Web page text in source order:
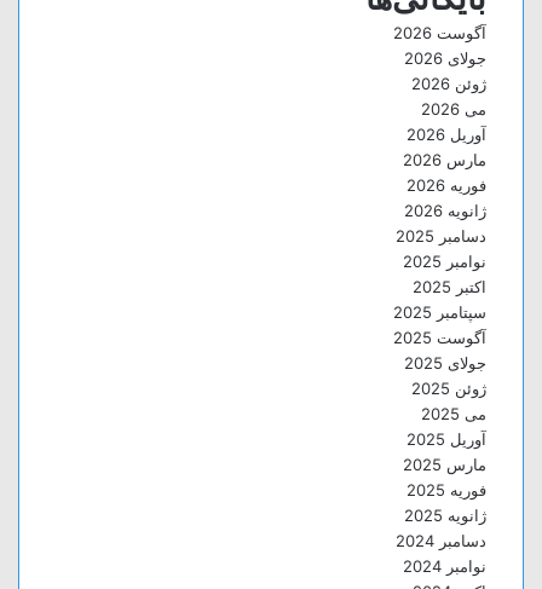
آگوست 2026
جولای 2026
ژوئن 2026
می 2026
آوریل 2026
مارس 2026
فوریه 2026
ژانویه 2026
دسامبر 2025
نوامبر 2025
اکتبر 2025
سپتامبر 2025
آگوست 2025
جولای 2025
ژوئن 2025
می 2025
آوریل 2025
مارس 2025
فوریه 2025
ژانویه 2025
دسامبر 2024
نوامبر 2024